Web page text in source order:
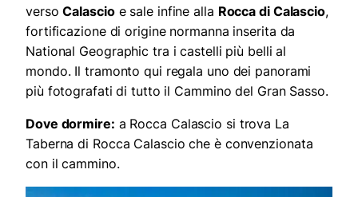
versoCalascioe sale infine alla Rocca di Calascio,
fortificazione di origine normanna inserita da
National Geographic tra i castelli più belli al
mondo. Il tramonto qui regala uno dei panorami
più fotografati di tutto il Cammino del Gran Sasso.
Dove dormire: a Rocca Calascio si trova La
Taberna di Rocca Calascio che è convenzionata
con il cammino.